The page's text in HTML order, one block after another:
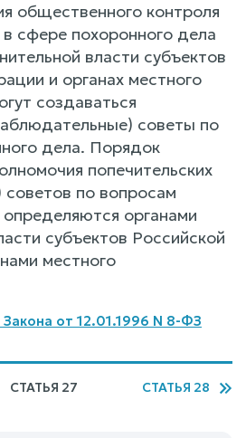
общественного контроля
сфере похоронного дела
власти субъектов
и органах местного
создаваться
советы по
дела. Порядок
попечительских
по вопросам
органами
субъектов Российской
местного
от 12.01.1996 N 8-ФЗ
СТАТЬЯ 27 СТАТЬЯ 28